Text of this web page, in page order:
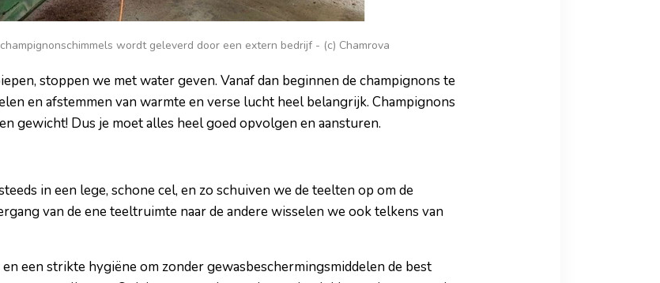
wordt geleverd door een extern bedrijf - (c) Chamrova
stoppen we met water geven. Vanaf dan beginnen de champignons te
en afstemmen van warmte en verse lucht heel belangrijk. Champignons
gewicht! Dus je moet alles heel goed opvolgen en aansturen.
in een lege, schone cel, en zo schuiven we de teelten op om de
van de ene teeltruimte naar de andere wisselen we ook telkens van
een strikte hygiëne om zonder gewasbeschermingsmiddelen de best